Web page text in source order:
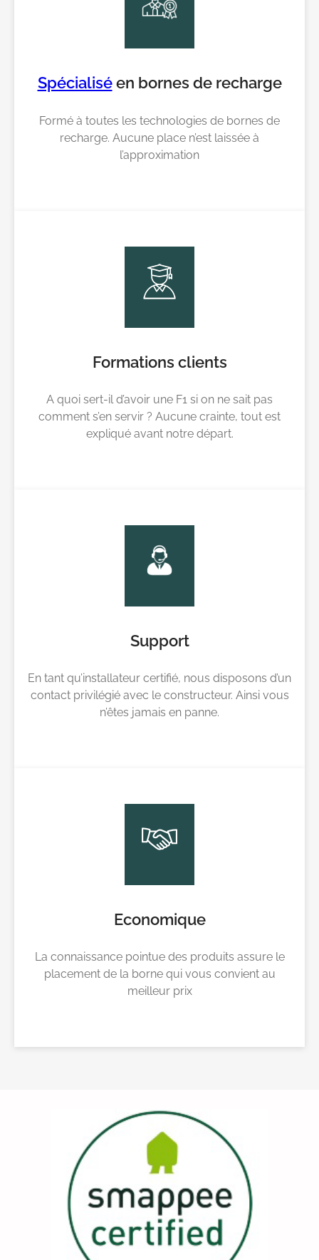
Spécialiséen bornes de recharge
Formé à toutes les technologies de bornes de
recharge. Aucune place n’est laissée à
l’approximation
Formations clients
A quoi sert-il d’avoir une F1 si on ne sait pas
comment s’en servir ? Aucune crainte, tout est
expliqué avant notre départ.
Support
En tant qu’installateur certifié, nous disposons d’un
contact privilégié avec le constructeur. Ainsi vous
n’êtes jamais en panne.
Economique
La connaissance pointue des produits assure le
placement de la borne qui vous convient au
meilleur prix